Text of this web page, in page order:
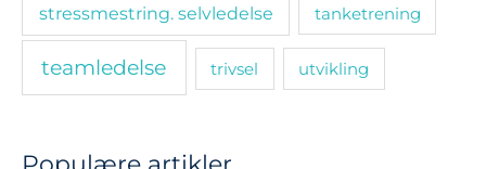
stressmestring. selvledelse tanketrening
teamledelse trivsel utvikling